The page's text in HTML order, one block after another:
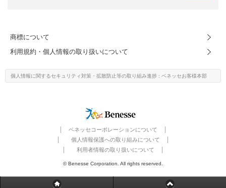
会員サイトはこちら
商標について
利用規約・個人情報の取り扱いについて
個人情報に関するセキュリティ対策・ 拡散防止等の取り組み進捗 : ベネッセお客様本部
ベネッセコーポレーションについて
個人情報保護への取り組みについて
利用者情報の取り扱いについて
© Benesse Corporation. All rights reserved.